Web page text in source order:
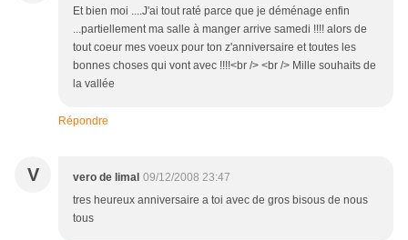
Et bien moi ....J'ai tout raté parce que je déménage enfin
...partiellement ma salle à manger arrive samedi !!!! alors de
tout coeur mes voeux pour ton z'anniversaire et toutes les
bonnes choses qui vont avec !!!!<br /> <br /> Mille souhaits de
la vallée
Répondre
V vero de limal 09/12/2008 23:47
tres heureux anniversaire a toi avec de gros bisous de nous
tous